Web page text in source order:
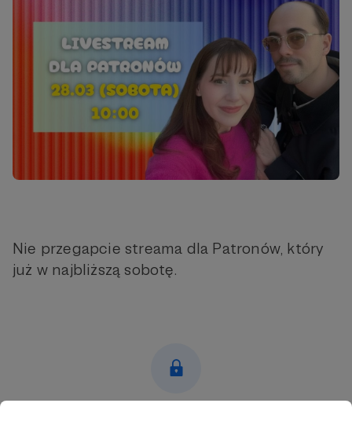
Nie przegapcie streama dla Patronów, który
już w najbliższą sobotę.